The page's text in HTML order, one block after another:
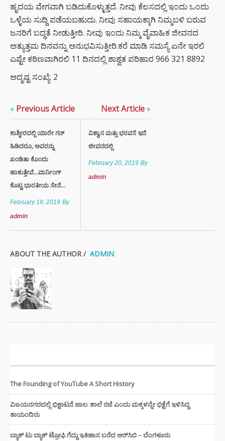
ಹೃದಯ ವೇಗವಾಗಿ ಬಡಿದುಕೊಳ್ಳುತ್ತದೆ. ನೀವು ಕೆಲಸದಲ್ಲಿ ಇಂದು ಒಂದು
ಒಳ್ಳೆಯ ಸುದ್ದಿ ಪಡೆಯಬಹುದು. ನೀವು ಸಹಾಯಕ್ಕಾಗಿ ನಿಮ್ಮಬಳಿ ಬರುವ
ಜನರಿಗೆ ಬದ್ಧತೆ ನೀಡುತ್ತೀರಿ. ನೀವು ಇಂದು ನಿಮ್ಮ ವೈವಾಹಿಕ ಜೀವನದ
ಅತ್ಯುತ್ತಮ ದಿನವನ್ನು ಅನುಭವಿಸುತ್ತೀರಿ.ಕರೆ ಮಾಡಿ ಸಮಸ್ಯೆ ಏನೇ ಇರಲಿ
ಎಷ್ಟೇ ಕಠಿಣವಾಗಿರಲಿ 11 ದಿನದಲ್ಲಿ ಶಾಶ್ವತ ಪರಿಹಾರ 966 321 8892
ಅದೃಷ್ಟ ಸಂಖ್ಯೆ: 2
« Previous Article
ಕಾಶ್ಮೀರದಲ್ಲಿ ಯಾರೇ ಗನ್​​
ಹಿಡಿದರೂ, ಅವರನ್ನು
ಖಂಡಿತಾ ಕೊಂದು
ಹಾಕುತ್ತೇವೆ...ವಾರ್ನಿಂಗ್
ಕೊಟ್ಟ ಭಾರತೀಯ ಸೇನೆ...
February 19, 2019 By
admin
Next Article»
ವಿಶ್ವಾಸ ಮತ್ತು ಭರವಸೆ ಇದೆ
ಜೀವನದಲ್ಲಿ
February 20, 2019 By
admin
ABOUT THE AUTHOR / ADMIN
The Founding of YouTube A Short History
ವಿಜಯನಗರದಲ್ಲಿ ಭಿಕ್ಷಾಟನೆ ಜಾಲ: ಶಾಲೆ ರಜೆ ಎಂದು ಮಕ್ಕಳನ್ನೇ ಭಿಕ್ಷೆಗೆ ಇಳಿಸಿದ್ದ
ತಾಯಂದಿರು
ಬ್ಯಾಕ್ ಟು ಬ್ಯಾಕ್ ಟ್ರೋಫಿ ಗೆದ್ದು ಇತಿಹಾಸ ಬರೆದ ಆರ್‌ಸಿಬಿ – ಬೆಂಗಳೂರು